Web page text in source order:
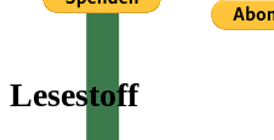
Lesestoff